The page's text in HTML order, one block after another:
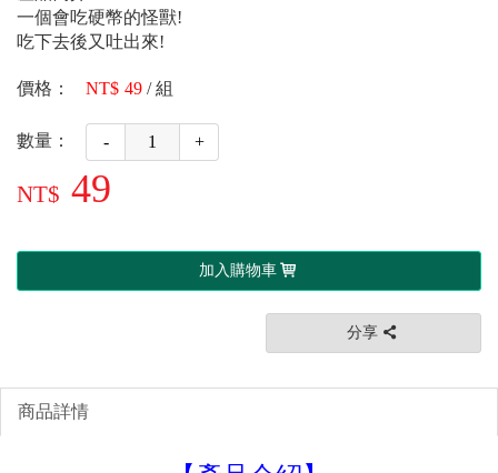
一個會吃硬幣的怪獸!
吃下去後又吐出來!
價格： 49 /組
數量： - +
49
加入購物車
分享
商品詳情